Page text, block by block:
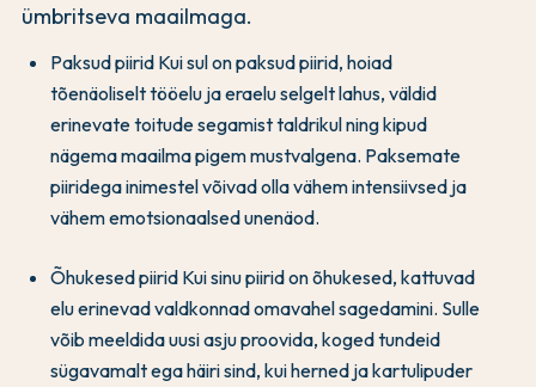
ümbritseva maailmaga.
Paksud piirid Kui sul on paksud piirid, hoiad
tõenäoliselt tööelu ja eraelu selgelt lahus, väldid
erinevate toitude segamist taldrikul ning kipud
nägema maailma pigem mustvalgena. Paksemate
piiridega inimestel võivad olla vähem intensiivsed ja
vähem emotsionaalsed unenäod.
Õhukesed piirid Kui sinu piirid on õhukesed, kattuvad
elu erinevad valdkonnad omavahel sagedamini. Sulle
võib meeldida uusi asju proovida, koged tundeid
sügavamalt ega häiri sind, kui herned ja kartulipuder